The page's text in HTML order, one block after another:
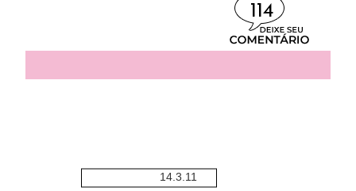
114
14.3.11